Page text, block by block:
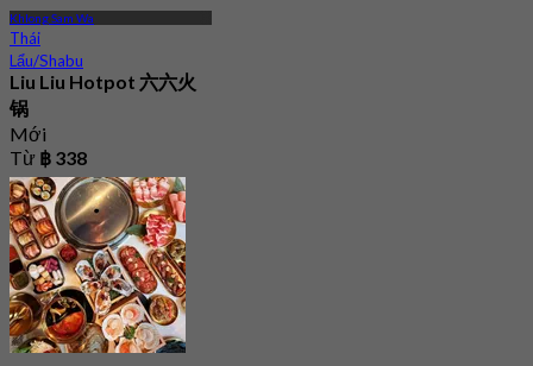
Khlong Sam Wa
Thái
Lẩu/Shabu
Liu Liu Hotpot 六六火
锅
Mới
Từ ฿ 338